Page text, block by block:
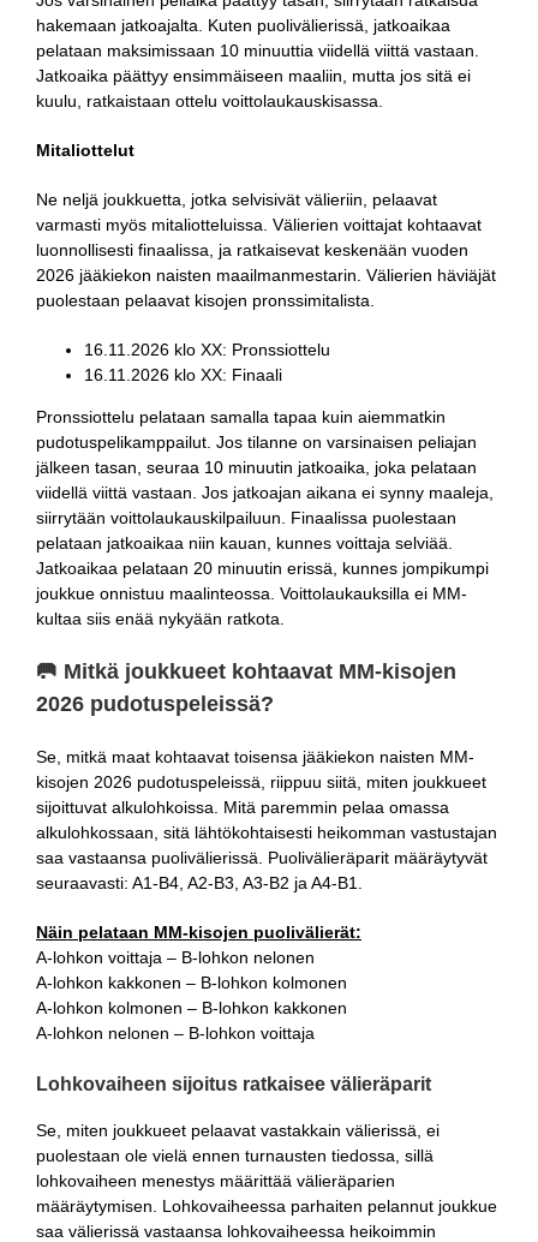
hakemaan jatkoajalta. Kuten puolivälierissä, jatkoaikaa
pelataan maksimissaan 10 minuuttia viidellä viittä vastaan.
Jatkoaika päättyy ensimmäiseen maaliin, mutta jos sitä ei
kuulu, ratkaistaan ottelu voittolaukauskisassa.
Mitaliottelut
Ne neljä joukkuetta, jotka selvisivät välieriin, pelaavat
varmasti myös mitaliotteluissa. Välierien voittajat kohtaavat
luonnollisesti finaalissa, ja ratkaisevat keskenään vuoden
2026 jääkiekon naisten maailmanmestarin. Välierien häviäjät
puolestaan pelaavat kisojen pronssimitalista.
16.11.2026 klo XX: Pronssiottelu
16.11.2026 klo XX: Finaali
Pronssiottelu pelataan samalla tapaa kuin aiemmatkin
pudotuspelikamppailut. Jos tilanne on varsinaisen peliajan
jälkeen tasan, seuraa 10 minuutin jatkoaika, joka pelataan
viidellä viittä vastaan. Jos jatkoajan aikana ei synny maaleja,
siirrytään voittolaukauskilpailuun. Finaalissa puolestaan
pelataan jatkoaikaa niin kauan, kunnes voittaja selviää.
Jatkoaikaa pelataan 20 minuutin erissä, kunnes jompikumpi
joukkue onnistuu maalinteossa. Voittolaukauksilla ei MM-
kultaa siis enää nykyään ratkota.
🥅 Mitkä joukkueet kohtaavat MM-kisojen
2026 pudotuspeleissä?
Se, mitkä maat kohtaavat toisensa jääkiekon naisten MM-
kisojen 2026 pudotuspeleissä, riippuu siitä, miten joukkueet
sijoittuvat alkulohkoissa. Mitä paremmin pelaa omassa
alkulohkossaan, sitä lähtökohtaisesti heikomman vastustajan
saa vastaansa puolivälierissä. Puolivälieräparit määräytyvät
seuraavasti: A1-B4, A2-B3, A3-B2 ja A4-B1.
Näin pelataan MM-kisojen puolivälierät:
A-lohkon voittaja – B-lohkon nelonen
A-lohkon kakkonen – B-lohkon kolmonen
A-lohkon kolmonen – B-lohkon kakkonen
A-lohkon nelonen – B-lohkon voittaja
Lohkovaiheen sijoitus ratkaisee välieräparit
Se, miten joukkueet pelaavat vastakkain välierissä, ei
puolestaan ole vielä ennen turnausten tiedossa, sillä
lohkovaiheen menestys määrittää välieräparien
määräytymisen. Lohkovaiheessa parhaiten pelannut joukkue
saa välierissä vastaansa lohkovaiheessa heikoimmin